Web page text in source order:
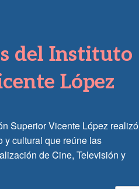
del Instituto
López
Superior Vicente López realizó
y cultural que reúne las
de Cine, Televisión y